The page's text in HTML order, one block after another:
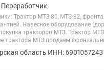
Трактор МТЗ-80, МТЗ-82,
Навесное оборудование
тракторов МТЗ. Трактор
трактора МТЗ продаем
область ИНН: 6901057243